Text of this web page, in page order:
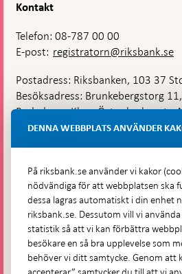
Kontakt
Telefon: 08-787 00 00
E-post: registratorn@riksbank.se
Postadress: Riksbanken, 103 37
Besöksadress: Brunkebergstorg
Budadress: Klara Östra kyrkogata
Lastplats 6
Hitta direkt
Frågor och svar-
Öppnas
i
ny
Till Riksbankens webbarkiv-
Presskontakt
DENNA WEBBPLATS ANVÄNDER
På riksbank.se använder vi kakor
nödvändiga för att webbplatsen ska
dessa lagras automatiskt i din enhet
riksbank.se. Dessutom vill vi
statistik så att vi kan förbättra
besökare en så bra upplevelse som
behöver vi ditt samtycke. Genom att